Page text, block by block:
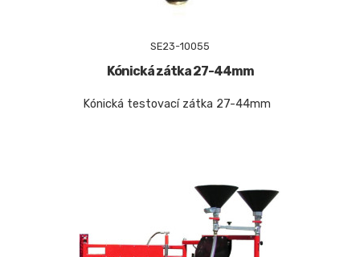
SE23-10055
Kónická zátka 27-44mm
Kónická testovací zátka 27-44mm